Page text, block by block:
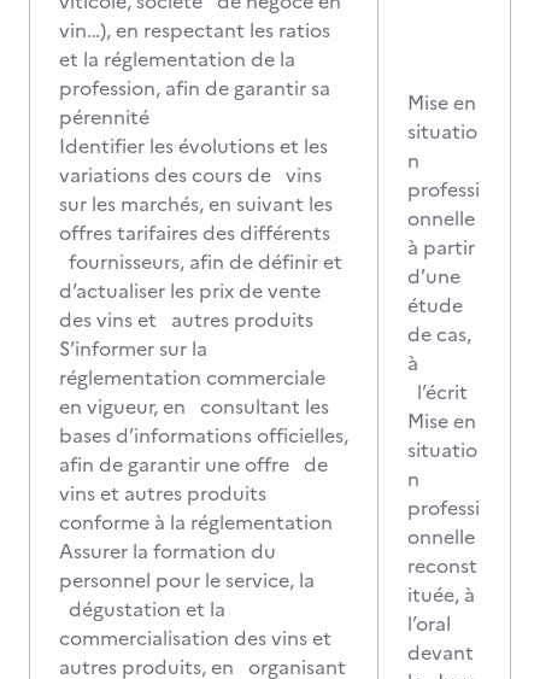
vin…), en respectant les ratios
et la réglementation de la
profession, afin de garantir sa
pérennité
Identifier les évolutions et les
variations des cours de vins
sur les marchés, en suivant les
offres tarifaires des différents
fournisseurs, afin de définir et
d’actualiser les prix de vente
des vins et autres produits
S’informer sur la
réglementation commerciale
en vigueur, en consultant les
bases d’informations officielles,
afin de garantir une offre de
vins et autres produits
conforme à la réglementation
Assurer la formation du
personnel pour le service, la
dégustation et la
commercialisation des vins et
autres produits, en organisant
Mise en
situatio
n
professi
onnelle
à partir
d’une
étude
de cas,
à
l’écrit
Mise en
situatio
n
professi
onnelle
reconst
ituée, à
l’oral
devant